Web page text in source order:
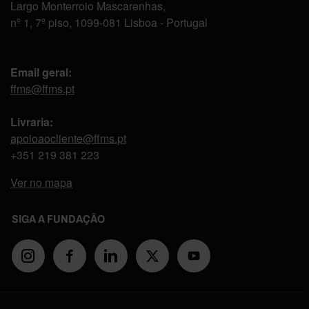
Largo Monterroio Mascarenhas,
nº 1, 7º piso, 1099-081 Lisboa - Portugal
Email geral:
ffms@ffms.pt
Livraria:
apoioaocliente@ffms.pt
+351 219 381 223
Ver no mapa
SIGA A FUNDAÇÃO